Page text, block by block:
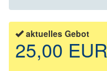
aktuelles Gebot
25,00 EUR